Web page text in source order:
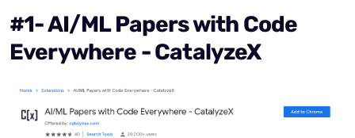
#1- AI/ML Papers with Code
Everywhere - CatalyzeX